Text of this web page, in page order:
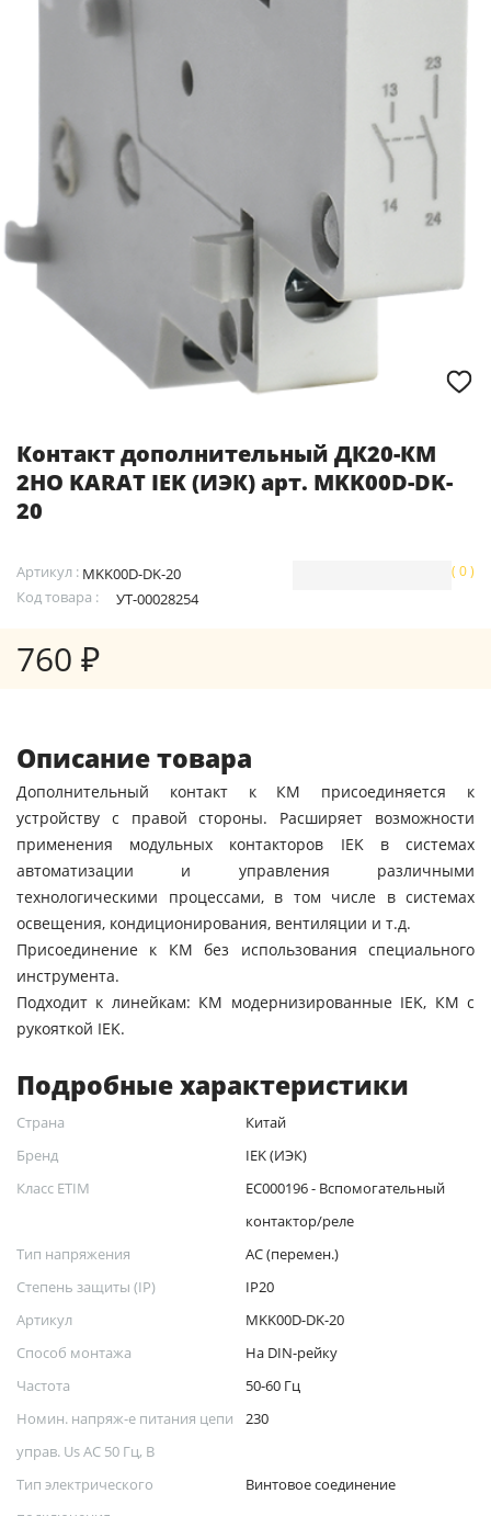
Контакт дополнительный ДК20-КМ
2НО KARAT IEK (ИЭК) арт. MKK00D-DK-
20
Артикул : MKK00D-DK-20
Код товара :
УТ-00028254
( 0 )
760 ₽
Описание товара
Дополнительный контакт к КМ присоединяется к
устройству с правой стороны. Расширяет возможности
применения модульных контакторов IEK в системах
автоматизации и управления различными
технологическими процессами, в том числе в системах
освещения, кондиционирования, вентиляции и т.д.
Присоединение к КМ без использования специального
инструмента.
Подходит к линейкам: КМ модернизированные IEK, КМ с
рукояткой IEK.
Подробные характеристики
Страна
Китай
Бренд
IEK (ИЭК)
Класс ETIM
EC000196 - Вспомогательный
контактор/реле
Тип напряжения
AC (перемен.)
Степень защиты (IP)
IP20
Артикул
MKK00D-DK-20
Способ монтажа
На DIN-рейку
Частота
50-60 Гц
Номин. напряж-е питания цепи
управ. Us AC 50 Гц, В
230
Тип электрического
Винтовое соединение